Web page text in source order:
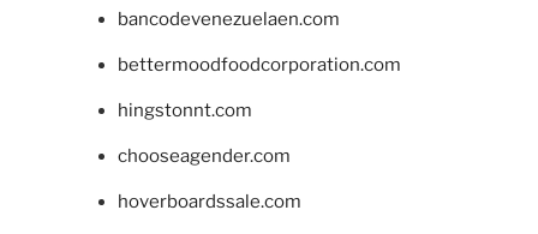
bancodevenezuelaen.com
bettermoodfoodcorporation.com
hingstonnt.com
chooseagender.com
hoverboardssale.com